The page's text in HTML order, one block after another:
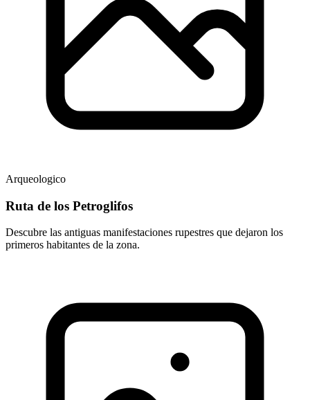
Arqueologico
Ruta de los Petroglifos
Descubre las antiguas manifestaciones rupestres que dejaron los
primeros habitantes de la zona.